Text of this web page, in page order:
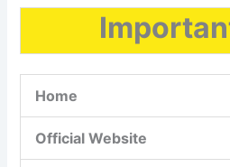
Home
Official Website